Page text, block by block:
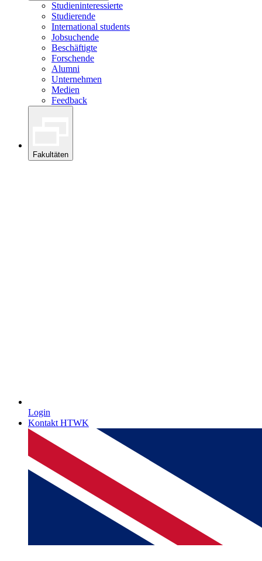
Studieninteressierte
Studierende
International students
Jobsuchende
Beschäftigte
Forschende
Alumni
Unternehmen
Medien
Feedback
Fakultäten
Login
Kontakt HTWK